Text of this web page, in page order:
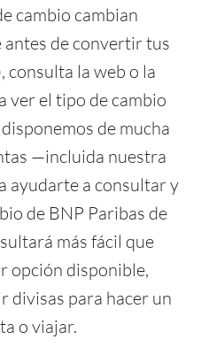
cambio cambian
antes de convertir tus
consulta la web o la
ver el tipo de cambio
de mucha
—incluida nuestra
ayudarte a consultar y
de BNP Paribas de
más fácil que
opción disponible,
divisas para hacer un
o viajar.